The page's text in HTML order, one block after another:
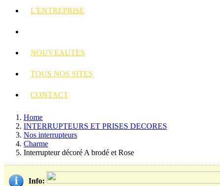
L'ENTREPRISE
NOUVEAUTES
TOUS NOS SITES
CONTACT
Home
INTERRUPTEURS ET PRISES DECORES
Nos interrupteurs
Charme
Interrupteur décoré A brodé et Rose
Info: